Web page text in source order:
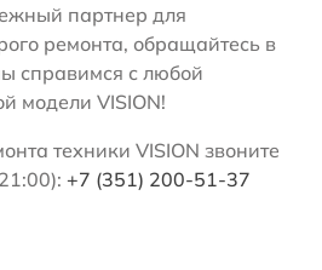
партнер для
ремонта, обращайтесь в
справимся с любой
модели VISION!
техники VISION звоните
+7 (351) 200-51-37